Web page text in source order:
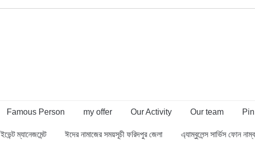
Famous Person my offer Our Activity Our team
ইভেন্ট ম্যানেজমেন্ট ঈদের নামাজের সময়সূচী ফরিদপুর জেলা এ্যাম্বুলেন্স সার্ভিস ফোন